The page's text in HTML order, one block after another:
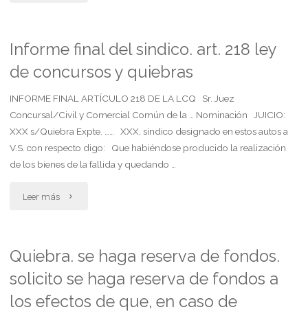
y
sanción
impuesta
al
intimando
cese
de
de
Informe final del sindico. art. 218 ley
de concursos y quiebras
INFORME FINAL ARTÍCULO 218 DE LA LCQ Sr. Juez
Concursal/Civil y Comercial Común de la … Nominación JUICIO:
XXX s/Quiebra Expte. …… XXX, síndico designado en estos autos a
V.S. con respecto digo: Que habiéndose producido la realización
de los bienes de la fallida y quedando …
Leer más "Informe
sindico.
art.
Quiebra. se haga reserva de fondos.
solicito se haga reserva de fondos a
los efectos de que, en caso de